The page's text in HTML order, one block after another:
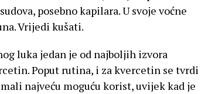
posebno kapilara. U svoje voćne
Vrijedi kušati.
luka jedan je od najboljih izvora
Poput rutina, i za kvercetin se tvrdi
najveću moguću korist, uvijek kad je